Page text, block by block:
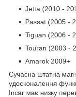
Jetta (2010 -
Passat (2005 -
Tiguan (2006 -
Touran (2003 -
Amarok 2009+
Сучасна штатна
удосконалення
Incar має низку